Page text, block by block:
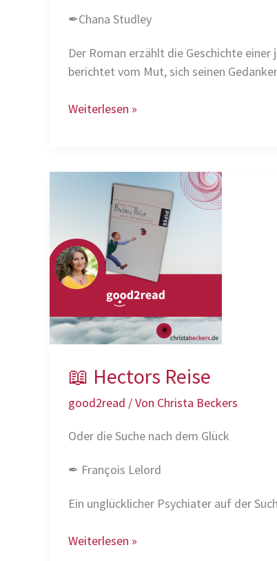
✒Chana Studley
Der Roman erzählt die Geschichte
berichtet vom Mut, sich seinen
📖
geringen
Selbstwert
Weiterlesen »
📖 Hectors Reise
good2read / Von Christa Beckers
Oder die Suche nach dem Glück
✒ François Lelord
Ein unglücklicher Psychiater auf der
📖
Weiterlesen »